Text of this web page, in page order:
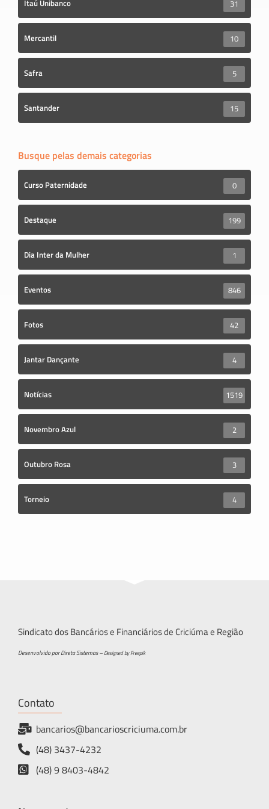
Itaú Unibanco 31
Mercantil 10
Safra 5
Santander 15
Busque pelas demais categorias
Curso Paternidade 0
Destaque 199
Dia Inter da Mulher 1
Eventos 846
Fotos 42
Jantar Dançante 4
Notícias 1519
Novembro Azul 2
Outubro Rosa 3
Torneio 4
Sindicato dos Bancários e Financiários de Criciúma e Região
Desenvolvido por Direta Sistemas –Designed by Freepik
Contato
bancarios@bancarioscriciuma.com.br
(48) 3437-4232
(48) 9 8403-4842